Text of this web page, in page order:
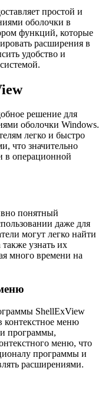
простой и
оболочки в
функций, которые
расширения в
удобство и
решение для
оболочки Windows.
легко и быстро
что значительно
в операционной
понятный
даже для
могут легко найти
узнать их
много времени на
ShellExView
контекстное меню
программы,
меню, что
программы и
расширениями.